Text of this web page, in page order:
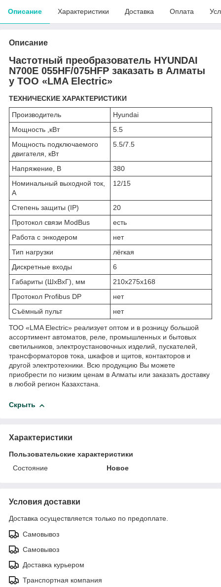
Описание Характеристики Доставка Оплата
Описание
Частотный преобразователь HYUNDAI
N700E 055HF/075HFP заказать в Алматы
у ТОО «LMA Electric»
ТЕХНИЧЕСКИЕ ХАРАКТЕРИСТИКИ
Производитель
Hyundai
Мощность ,кВт
5.5
Мощность подключаемого
двигателя, кВт
5.5/7.5
Напряжение, В
380
Номинальный выходной ток,
А
12/15
Степень защиты (IP)
20
Протокол связи ModBus
есть
Работа с энкодером
нет
Тип нагрузки
лёгкая
Дискретные входы
6
Габариты (ШхВхГ), мм
210х275х168
Протокол Profibus DP
нет
Съёмный пульт
нет
ТОО «LMA Electric» реализует оптом и в розницу большой
ассортимент автоматов, реле, промышленных и бытовых
светильников, электроустановочных изделий, пускателей,
трансформаторов тока, шкафов и щитов, контакторов и
другой электротехники. Всю продукцию Вы можете
приобрести по низким ценам в Алматы или заказать доставку
в любой регион Казахстана.
Скрыть
Характеристики
Пользовательские характеристики
Состояние
Новое
Условия доставки
Доставка осуществляется только по предоплате.
Самовывоз
Самовывоз
Доставка курьером
Транспортная компания